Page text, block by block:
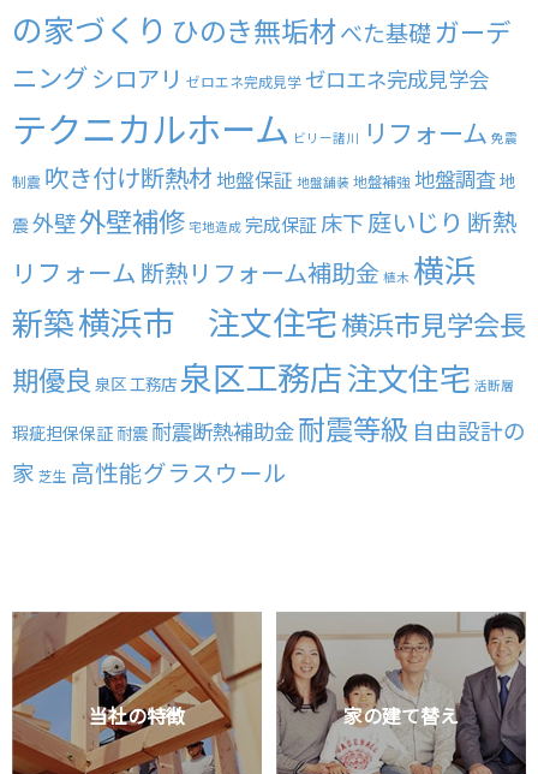
の家づくり ひのき無垢材べた基礎ガーデ
ニングシロアリ ゼロエネ完成見学ゼロエネ完成見学会
テクニカルホーム ビリー諸川 リフォーム 免震
制震 吹き付け断熱材地盤保証 地盤舗装 地盤補強 地盤調査地
震外壁外壁補修 宅地造成 完成保証 床下庭いじり 断熱
リフォーム 断熱リフォーム補助金 植木 横浜
新築横浜市 注文住宅横浜市見学会長
期優良 泉区 工務店泉区工務店注文住宅 活断層
瑕疵担保保証 耐震 耐震断熱補助金耐震等級 自由設計の
家 芝生 高性能グラスウール
当社の特徴 家の建て替え